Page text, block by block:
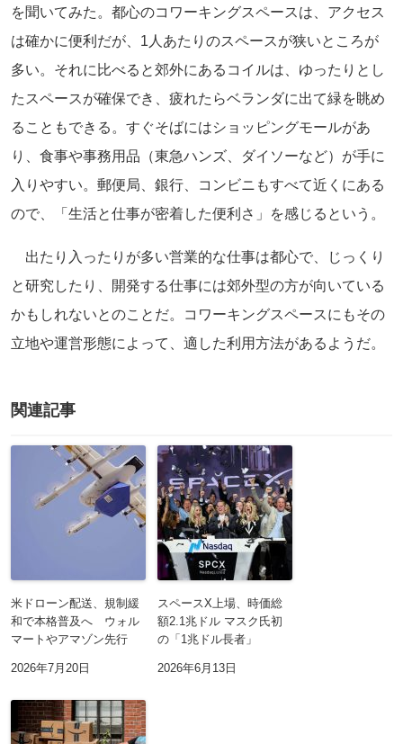
を聞いてみた。都心のコワーキングスペースは、アクセス
は確かに便利だが、1人あたりのスペースが狭いところが
多い。それに比べると郊外にあるコイルは、ゆったりとし
たスペースが確保でき、疲れたらベランダに出て緑を眺め
ることもできる。すぐそばにはショッピングモールがあ
り、食事や事務用品（東急ハンズ、ダイソーなど）が手に
入りやすい。郵便局、銀行、コンビニもすべて近くにある
ので、「生活と仕事が密着した便利さ」を感じるという。
出たり入ったりが多い営業的な仕事は都心で、じっくり
と研究したり、開発する仕事には郊外型の方が向いている
かもしれないとのことだ。コワーキングスペースにもその
立地や運営形態によって、適した利用方法があるようだ。
関連記事
米ドローン配送、規制緩
和で本格普及へ ウォル
マートやアマゾン先行
2026年7月20日
スペースX上場、時価総
額2.1兆ドル マスク氏初
の「1兆ドル長者」
2026年6月13日